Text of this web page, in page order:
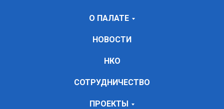
О ПАЛАТЕ
НОВОСТИ
НКО
СОТРУДНИЧЕСТВО
ПРОЕКТЫ